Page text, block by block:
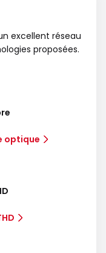
excellent réseau
proposées.
optique